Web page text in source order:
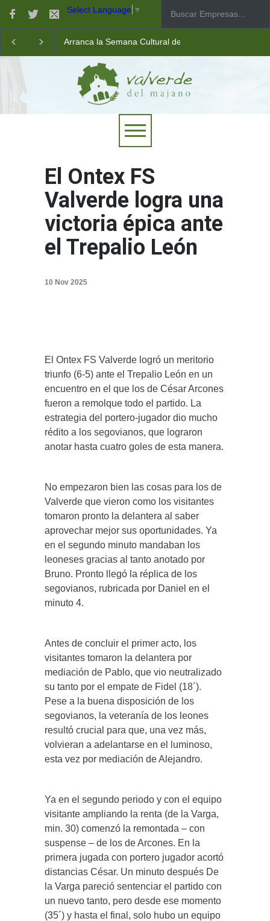
Select Language ▼
Arranca la Semana Cultural de Valverde
Taller de robótica para jóvenes
Las pistas municipales de pádel estrenan un nuevo
El Ontex FS
Valverde logra una
victoria épica ante
el Trepalio León
10 Nov 2025
El Ontex FS Valverde logró un meritorio
triunfo (6-5) ante el Trepalio León en un
encuentro en el que los de César Arcones
fueron a remolque todo el partido. La
estrategia del portero-jugador dio mucho
rédito a los segovianos, que lograron
anotar hasta cuatro goles de esta manera.
No empezaron bien las cosas para los de
Valverde que vieron como los visitantes
tomaron pronto la delantera al saber
aprovechar mejor sus oportunidades. Ya
en el segundo minuto mandaban los
leoneses gracias al tanto anotado por
Bruno. Pronto llegó la réplica de los
segovianos, rubricada por Daniel en el
minuto 4.
Antes de concluir el primer acto, los
visitantes tomaron la delantera por
mediación de Pablo, que vio neutralizado
su tanto por el empate de Fidel (18´).
Pese a la buena disposición de los
segovianos, la veteranía de los leones
resultó crucial para que, una vez más,
volvieran a adelantarse en el luminoso,
esta vez por mediación de Alejandro.
Ya en el segundo periodo y con el equipo
visitante ampliando la renta (de la Varga,
min. 30) comenzó la remontada – con
suspense – de los de Arcones. En la
primera jugada con portero jugador acortó
distancias César. Un minuto después De
la Varga pareció sentenciar el partido con
un nuevo tanto, pero desde ese momento
(35´) y hasta el final, solo hubo un equipo